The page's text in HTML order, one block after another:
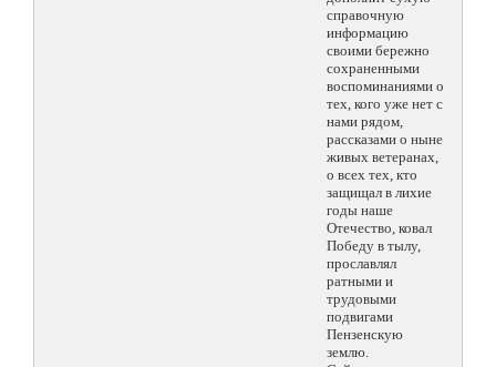
справочную
информацию
своими бережно
сохраненными
воспоминаниями о
тех, кого уже нет с
нами рядом,
рассказами о ныне
живых ветеранах,
о всех тех, кто
защищал в лихие
годы наше
Отечество, ковал
Победу в тылу,
прославлял
ратными и
трудовыми
подвигами
Пензенскую
землю.